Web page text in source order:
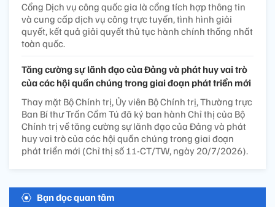
Cổng Dịch vụ công quốc gia là cổng tích hợp thông tin
và cung cấp dịch vụ công trực tuyến, tình hình giải
quyết, kết quả giải quyết thủ tục hành chính thống nhất
toàn quốc.
Tăng cường sự lãnh đạo của Đảng và phát huy vai trò
của các hội quần chúng trong giai đoạn phát triển mới
Thay mặt Bộ Chính trị, Ủy viên Bộ Chính trị, Thường trực
Ban Bí thư Trần Cẩm Tú đã ký ban hành Chỉ thị của Bộ
Chính trị về tăng cường sự lãnh đạo của Đảng và phát
huy vai trò của các hội quần chúng trong giai đoạn
phát triển mới (Chỉ thị số 11-CT/TW, ngày 20/7/2026).
Bạn đọc quan tâm